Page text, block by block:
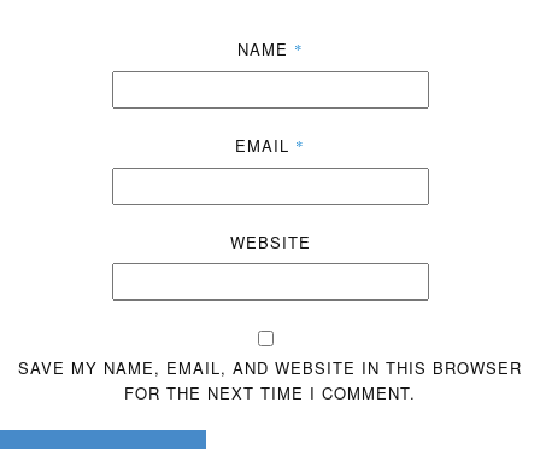
NAME *
EMAIL *
WEBSITE
SAVE MY NAME, EMAIL, AND WEBSITE IN THIS BROWSER
FOR THE NEXT TIME I COMMENT.